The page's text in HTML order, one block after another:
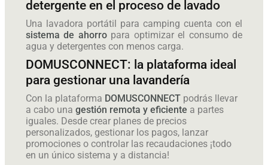
detergente en el proceso de lavado
Una lavadora portátil para camping cuenta con el
sistema de ahorro para optimizar el consumo de
agua y detergentes con menos carga.
DOMUSCONNECT: la plataforma ideal
para gestionar una lavandería
Con la plataforma DOMUSCONNECT podrás llevar
a cabo una gestión remota y eficiente a partes
iguales. Desde crear planes de precios
personalizados, gestionar los pagos, lanzar
promociones o controlar las recaudaciones ¡todo
en un único sistema y a distancia!